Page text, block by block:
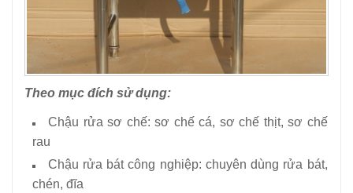
Theo mục đích sử dụng:
Chậu rửa sơ chế: sơ chế cá, sơ chế thịt, sơ chế
rau
Chậu rửa bát công nghiệp: chuyên dùng rửa bát,
chén, đĩa